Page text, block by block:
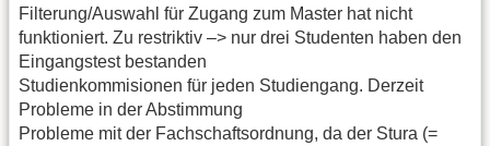
Filterung/Auswahl für Zugang zum Master hat nicht
funktioniert. Zu restriktiv –> nur drei Studenten haben den
Eingangstest bestanden
Studienkommisionen für jeden Studiengang. Derzeit
Probleme in der Abstimmung
Probleme mit der Fachschaftsordnung, da der Stura (=